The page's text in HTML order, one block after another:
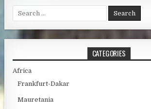
Search for:
CATEGORIES
Africa
Frankfurt-Dakar
Mauretania